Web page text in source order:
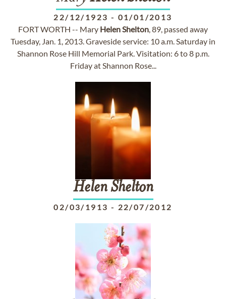
22/12/1923 - 01/01/2013
FORT WORTH -- Mary HelenShelton, 89, passed away
Tuesday, Jan. 1, 2013. Graveside service: 10 a.m. Saturday in
Shannon Rose Hill Memorial Park. Visitation: 6 to 8 p.m.
Friday at Shannon Rose...
Helen Shelton
02/03/1913 - 22/07/2012